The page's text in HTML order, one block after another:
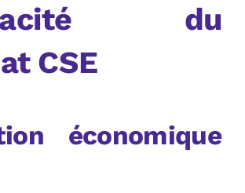
du
CSE
économique